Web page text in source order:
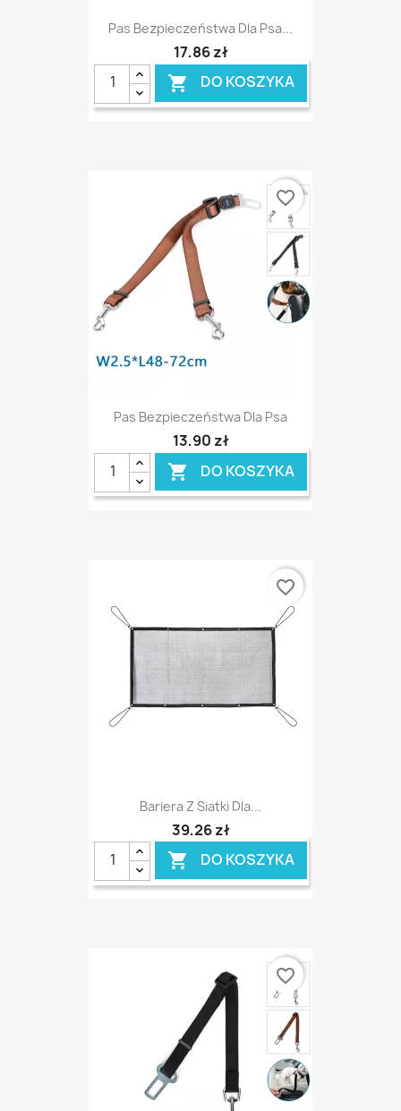
Pas Bezpieczeństwa Dla Psa...
17,86 zł
 DO KOSZYKA
Pas Bezpieczeństwa Dla Psa
13,90 zł
 DO KOSZYKA
favorite_border
Bariera Z Siatki Dla...
39,26 zł
 DO KOSZYKA
favorite_border
favorite_border